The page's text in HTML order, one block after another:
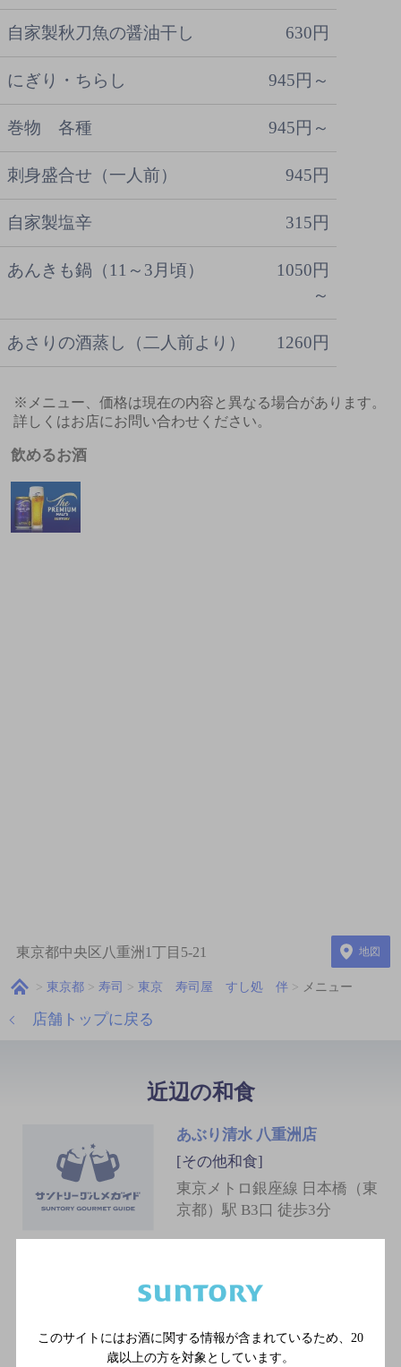
自家製秋刀魚の醤油干し 630円
にぎり・ちらし 945円～
巻物 各種 945円～
刺身盛合せ（一人前） 945円
自家製塩辛 315円
あんきも鍋（11～3月頃）
1050円
～
あさりの酒蒸し（二人前より） 1260円
※メニュー、価格は現在の内容と異なる場合があります。
詳しくはお店にお問い合わせください。
飲めるお酒
東京都中央区八重洲1丁目5-21 地図
東京都 寿司 東京 寿司屋 すし処 伴 メニュー
店舗トップに戻る
近辺の和食
あぶり清水 八重洲店
[その他和食]
東京メトロ銀座線 日本橋（東
京都）駅 B3口 徒歩3分
八吉
JR・私鉄・地下鉄各線 東京
駅八重洲中央口より徒歩3分
このサイトにはお酒に関する情報が含まれているため、 20
歳以上の方を対象としています。